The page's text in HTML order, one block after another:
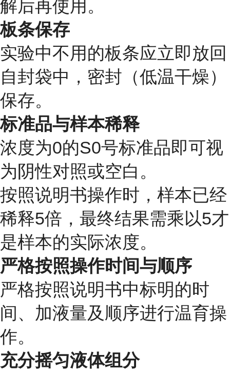
解后再使用。
板条保存
实验中不用的板条应立即放回
自封袋中，密封（低温干燥）
保存。
标准品与样本稀释
浓度为0的S0号标准品即可视
为阴性对照或空白。
按照说明书操作时，样本已经
稀释5倍，最终结果需乘以5才
是样本的实际浓度。
严格按照操作时间与顺序
严格按照说明书中标明的时
间、加液量及顺序进行温育操
作。
充分摇匀液体组分